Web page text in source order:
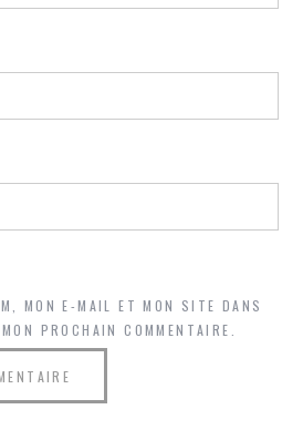
MON E-MAIL ET MON SITE DANS
PROCHAIN COMMENTAIRE.